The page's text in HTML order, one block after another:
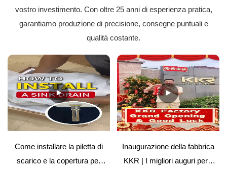
vostro investimento. Con oltre 25 anni di esperienza pratica,
garantiamo produzione di precisione, consegne puntuali e
qualità costante.
Come installare la piletta di
scarico e la copertura per
Inaugurazione della fabbrica
KKR | I migliori auguri per il